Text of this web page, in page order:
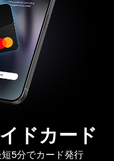
ドカード
5分でカード発行